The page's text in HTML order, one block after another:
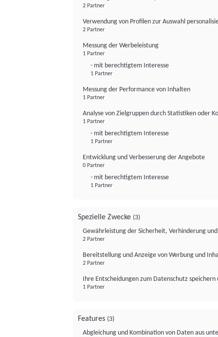
2 Partner
Verwendung von Profilen zur Auswahl
2 Partner
Messung der Werbeleistung
1 Partner
- mit berechtigtem Interesse
1 Partner
Messung der Performance von Inhalten
1 Partner
Analyse von Zielgruppen durch Statistiken oder
1 Partner
- mit berechtigtem Interesse
1 Partner
Entwicklung und Verbesserung der Angebote
0 Partner
- mit berechtigtem Interesse
1 Partner
Spezielle Zwecke (3)
Gewährleistung der Sicherheit, Verhinderung
2 Partner
Bereitstellung und Anzeige von Werbung und
2 Partner
Ihre Entscheidungen zum Datenschutz
1 Partner
Features (3)
Abgleichung und Kombination von Daten aus